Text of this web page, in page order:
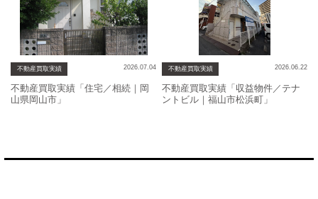
不動産買取実績 2026.07.04
不動産買取実績「住宅／相続｜岡
山県岡山市」
不動産買取実績 2026.06.22
不動産買取実績「収益物件／テナ
ントビル｜福山市松浜町」